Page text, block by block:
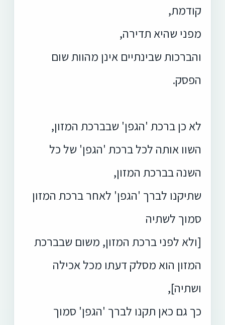
קודמת,
מפני שהיא תדירה,
והברכות שבינתיים אינן מהוות שום
הפסק.
לא כן ברכת 'הגפן' שבברכת המזון,
השוו אותה לכל ברכת 'הגפן' של כל
השנה בברכת המזון,
שתיקנו לברך 'הגפן' לאחר ברכת המזון
סמוך לשתיה
[ולא לפני ברכת המזון, משום שבברכת
המזון הוא מסלק דעתו מכל אכילה
ושתיה],
כך גם כאן תקנו לברך 'הגפן' סמוך